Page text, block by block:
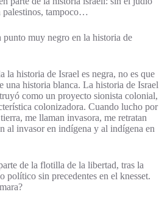
palestinos, tampoco…
muy negro en la historia de
historia de Israel es negra, no es que
una historia blanca. La historia de Israel
como un proyecto sionista colonial,
colonizadora. Cuando lucho por
me llaman invasora, me retratan
al invasor en indígena y al indígena en
de la flotilla de la libertad, tras la
político sin precedentes en el knesset.